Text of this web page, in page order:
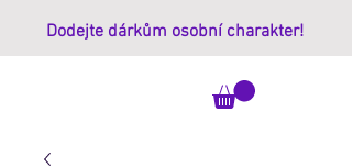
Dodejte dárkům osobní charakter!